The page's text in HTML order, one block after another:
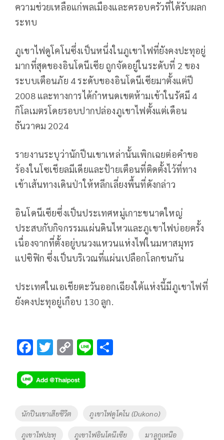
ความช่วยเหลือแก่พลเมืองและครอบครัวที่ได้รับผลก
ระทบ
ภูเขาไฟดูโคโนซึ่งเป็นหนึ่งในภูเขาไฟที่ยังคงปะทุอยู่
มากที่สุดของอินโดนีเซีย ถูกจัดอยู่ในระดับที่ 2 ของ
ระบบเตือนภัย 4 ระดับของอินโดนีเซียมาตั้งแต่ปี
2008 และทางการได้กำหนดเขตห้ามเข้าในรัศมี 4
กิโลเมตรโดยรอบปากปล่องภูเขาไฟตั้งแต่เดือน
ธันวาคม 2024
รายงานระบุว่านักปีนเขาเหล่านั้นเพิกเฉยต่อคำขอ
ร้องในโซเชียลมีเดียและป้ายเตือนที่ติดตั้งไว้ที่ทาง
เข้าเส้นทางเดินป่าให้หลีกเลี่ยงพื้นที่ดังกล่าว
อินโดนีเซียซึ่งเป็นประเทศหมู่เกาะขนาดใหญ่
ประสบกับกิจกรรมแผ่นดินไหวและภูเขาไฟบ่อยครั้ง
เนื่องจากที่ตั้งอยู่บนวงแหวนแห่งไฟในมหาสมุทร
แปซิฟิก ซึ่งเป็นบริเวณที่แผ่นเปลือกโลกชนกัน
ประเทศในเอเชียตะวันออกเฉียงใต้แห่งนี้มีภูเขาไฟที่
ยังคงปะทุอยู่เกือบ 130 ลูก.
F
e
b
o
o
T
tt
er
C
p
y
Li
Tags
นักปีนเขาเสียชีวืต ภูเขาไฟดูโคโน (Dukono)
ภูเขาไฟปะทุ ภูเขาไฟอินโดนีเซีย มาลูกูเหนือ